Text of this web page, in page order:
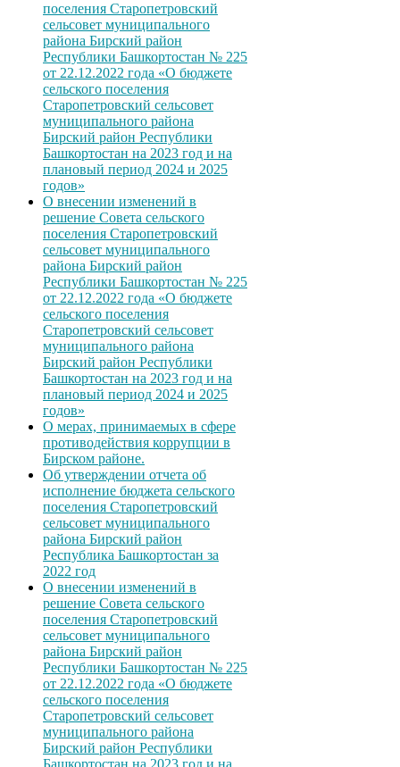
поселения Старопетровский
сельсовет муниципального
района Бирский район
Республики Башкортостан № 225
от 22.12.2022 года «О бюджете
сельского поселения
Старопетровский сельсовет
муниципального района
Бирский район Республики
Башкортостан на 2023 год и на
плановый период 2024 и 2025
годов»
О внесении изменений в
решение Совета сельского
поселения Старопетровский
сельсовет муниципального
района Бирский район
Республики Башкортостан № 225
от 22.12.2022 года «О бюджете
сельского поселения
Старопетровский сельсовет
муниципального района
Бирский район Республики
Башкортостан на 2023 год и на
плановый период 2024 и 2025
годов»
О мерах, принимаемых в сфере
противодействия коррупции в
Бирском районе.
Об утверждении отчета об
исполнение бюджета сельского
поселения Старопетровский
сельсовет муниципального
района Бирский район
Республика Башкортостан за
2022 год
О внесении изменений в
решение Совета сельского
поселения Старопетровский
сельсовет муниципального
района Бирский район
Республики Башкортостан № 225
от 22.12.2022 года «О бюджете
сельского поселения
Старопетровский сельсовет
муниципального района
Бирский район Республики